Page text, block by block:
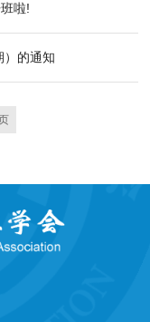
啦!
）的通知